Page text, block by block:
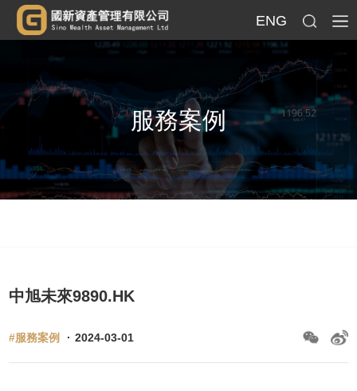
ENG
服務案例
中旭未來9890.HK
#服務案例 · 2024-03-01